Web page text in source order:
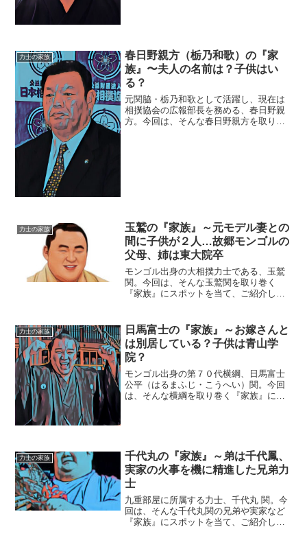
力士の家族
春日野親方（栃乃和歌）の『家
族』〜夫人の名前は？子供はい
る？
元関脇・栃乃和歌として活躍し、現在は
相撲協会の広報部長を務める、春日野親
方。今回は、そんな春日野親方を取り巻
力士の家族
玉鷲の『家族』～元モデル妻との
間に子供が２人…故郷モンゴルの
父母、姉は東大院卒
モンゴル出身の大相撲力士である、玉鷲
関。今回は、そんな玉鷲関を取り巻く
『家族』にスポットを当て、ご紹介しま
ン・ムンホルギル生年月日：1984年〈昭
和59年〉11月16日...
力士の家族
日馬富士の『家族』～お嫁さんと
は別居している？子供は青山学
院？
モンゴル出身の第７０代横綱、日馬富士
公平（はるまふじ・こうへい）関。今回
は、そんな横綱を取り巻く『家族』にス
力士の家族
千代丸の『家族』～弟は千代鳳、
実家の火事を機に精進した兄弟力
士
九重部屋に所属する力士、千代丸 関。今
回は、そんな千代丸関の兄弟や実家など
『家族』にスポットを当て、ご紹介しま